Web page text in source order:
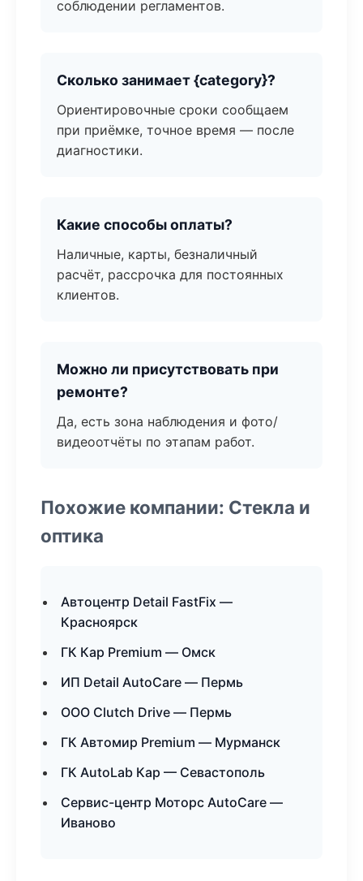
соблюдении регламентов.
Сколько занимает {category}?
Ориентировочные сроки сообщаем
при приёмке, точное время — после
диагностики.
Какие способы оплаты?
Наличные, карты, безналичный
расчёт, рассрочка для постоянных
клиентов.
Можно ли присутствовать при
ремонте?
Да, есть зона наблюдения и фото/
видеоотчёты по этапам работ.
Похожие компании: Стекла и
оптика
Автоцентр Detail FastFix —
Красноярск
ГК Кар Premium — Омск
ИП Detail AutoCare — Пермь
ООО Clutch Drive — Пермь
ГК Автомир Premium — Мурманск
ГК AutoLab Кар — Севастополь
Сервис-центр Моторс AutoCare —
Иваново